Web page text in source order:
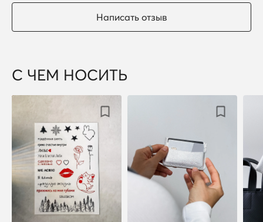
Написать отзыв
С ЧЕМ НОСИТЬ